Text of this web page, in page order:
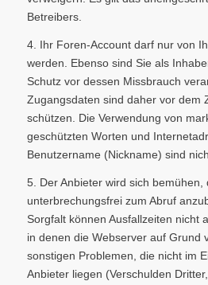
Betreibers.
4. Ihr Foren-Account darf nur von
werden. Ebenso sind Sie als
Schutz vor dessen Missbrauch
Zugangsdaten sind daher vor dem
schützen. Die Verwendung von
geschützten Worten und
Benutzername (Nickname) sind
5. Der Anbieter wird sich bemühen,
unterbrechungsfrei zum Abruf
Sorgfalt können Ausfallzeiten nicht
in denen die Webserver auf Grund
sonstigen Problemen, die nicht im
Anbieter liegen (Verschulden